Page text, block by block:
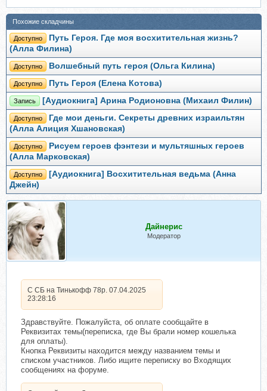
Похожие складчины
Доступно
Путь Героя. Где моя восхитительная жизнь?
(Алла Филина)
Доступно Волшебный путь героя (Ольга Килина)
Доступно Путь Героя (Елена Котова)
Запись [Аудиокнига] Арина Родионовна (Михаил Филин)
Доступно
Где мои деньги. Секреты древних израильтян
(Алла Алиция Хшановская)
Доступно
Рисуем героев фэнтези и мультяшных героев
(Алла Марковская)
Доступно
[Аудиокнига] Восхитительная ведьма (Анна
Джейн)
Дайнерис
Модератор
С СБ на Тинькофф 78р. 07.04.2025
23:28:16
Здравствуйте. Пожалуйста, об оплате сообщайте в
Реквизитах темы(переписка, где Вы брали номер кошелька
для оплаты).
Кнопка Реквизиты находится между названием темы и
списком участников. Либо ищите переписку во Входящих
сообщениях на форуме.